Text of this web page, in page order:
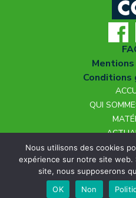
Conditions
QUI
NOUS
Nous utilisons des cookies
expérience sur notre site web.
site, nous supposerons
OK
Non